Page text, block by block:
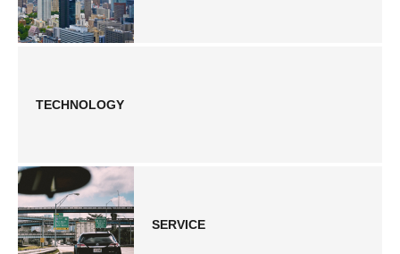
TECHNOLOGY
SERVICE